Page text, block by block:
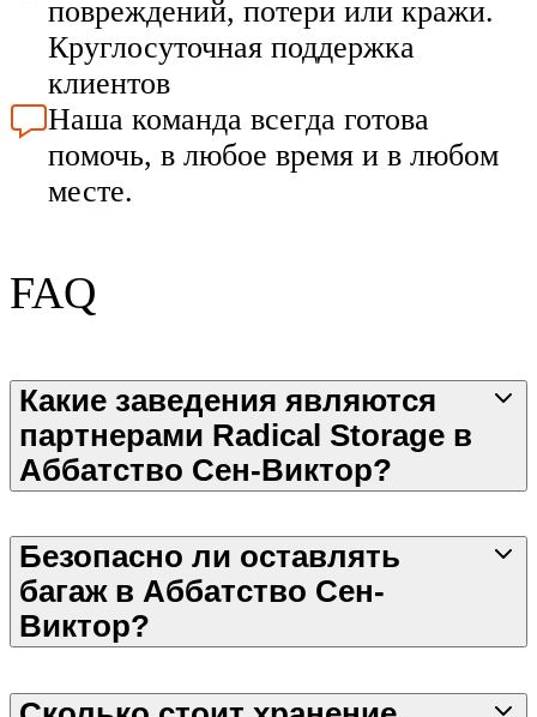
повреждений, потери или кражи.
Круглосуточная поддержка
клиентов
Наша команда всегда готова
помочь, в любое время и в любом
месте.
FAQ
Какие заведения являются
партнерами Radical Storage в
Аббатство Сен-Виктор?
Безопасно ли оставлять
багаж в Аббатство Сен-
Виктор?